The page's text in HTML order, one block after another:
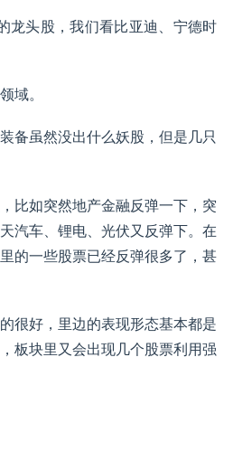
龙头股，我们看比亚迪、宁德时
域。
备虽然没出什么妖股，但是几只
比如突然地产金融反弹一下，突
汽车、锂电、光伏又反弹下。在
的一些股票已经反弹很多了，甚
很好，里边的表现形态基本都是
板块里又会出现几个股票利用强